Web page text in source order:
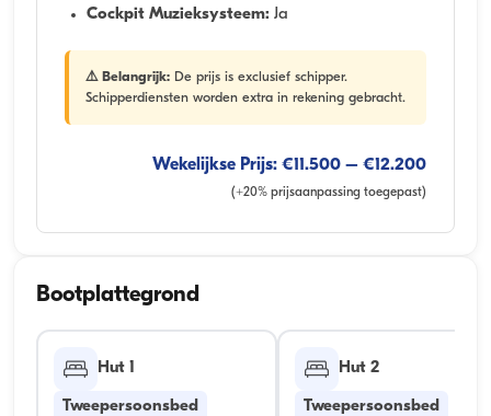
Cockpit Muzieksysteem: Ja
⚠️ Belangrijk: De prijs is exclusief schipper.
Schipperdiensten worden extra in rekening gebracht.
Wekelijkse Prijs: €11.500 – €12.200
(+20% prijsaanpassing toegepast)
Bootplattegrond
Hut 1
Tweepersoonsbed
Hut 2
Tweepersoonsbed